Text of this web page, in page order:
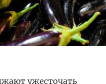
ужесточать